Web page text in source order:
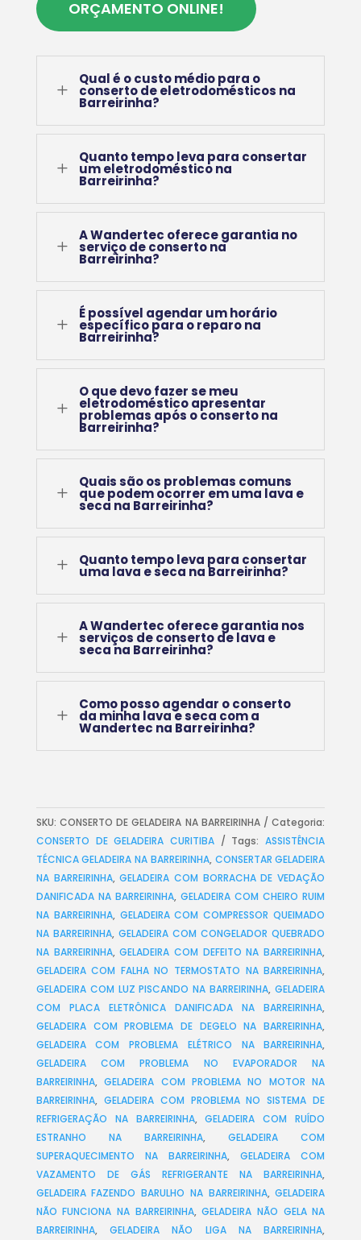
ORÇAMENTO ONLINE!
L
Qual é o custo médio para o
conserto de eletrodomésticos na
Barreirinha?
L
Quanto tempo leva para consertar
um eletrodoméstico na
Barreirinha?
L
A Wandertec oferece garantia no
serviço de conserto na
Barreirinha?
L
É possível agendar um horário
específico para o reparo na
Barreirinha?
L
O que devo fazer se meu
eletrodoméstico apresentar
problemas após o conserto na
Barreirinha?
L
Quais são os problemas comuns
que podem ocorrer em uma lava e
seca na Barreirinha?
L Quanto tempo leva para consertar
uma lava e seca na Barreirinha?
L
A Wandertec oferece garantia nos
serviços de conserto de lava e
seca na Barreirinha?
L
Como posso agendar o conserto
da minha lava e seca com a
Wandertec na Barreirinha?
SKU: CONSERTO DE GELADEIRA NA BARREIRINHA
Categoria:
CONSERTO DE GELADEIRA CURITIBA
Tags:ASSISTÊNCIA
TÉCNICA GELADEIRA NA BARREIRINHA, CONSERTAR GELADEIRA
NA BARREIRINHA,GELADEIRA COM BORRACHA DE VEDAÇÃO
DANIFICADA NA BARREIRINHA,GELADEIRA COM CHEIRO RUIM
NA BARREIRINHA, GELADEIRA COM COMPRESSOR QUEIMADO
NA BARREIRINHA, GELADEIRA COM CONGELADOR QUEBRADO
NA BARREIRINHA,GELADEIRA COM DEFEITO NA BARREIRINHA,
GELADEIRA COM FALHA NO TERMOSTATO NA BARREIRINHA,
GELADEIRA COM LUZ PISCANDO NA BARREIRINHA,GELADEIRA
COM PLACA ELETRÔNICA DANIFICADA NA BARREIRINHA,
GELADEIRA COM PROBLEMA DE DEGELO NA BARREIRINHA,
GELADEIRA COM PROBLEMA ELÉTRICO NA BARREIRINHA,
GELADEIRA COM PROBLEMA NO EVAPORADOR NA
BARREIRINHA,GELADEIRA COM PROBLEMA NO MOTOR NA
BARREIRINHA, GELADEIRA COM PROBLEMA NO SISTEMA DE
REFRIGERAÇÃO NA BARREIRINHA,GELADEIRA COM RUÍDO
ESTRANHO NA BARREIRINHA,GELADEIRA COM
SUPERAQUECIMENTO NA BARREIRINHA,GELADEIRA COM
VAZAMENTO DE GÁS REFRIGERANTE NA BARREIRINHA,
GELADEIRA FAZENDO BARULHO NA BARREIRINHA,GELADEIRA
NÃO FUNCIONA NA BARREIRINHA,GELADEIRA NÃO GELA NA
BARREIRINHA,GELADEIRA NÃO LIGA NA BARREIRINHA,